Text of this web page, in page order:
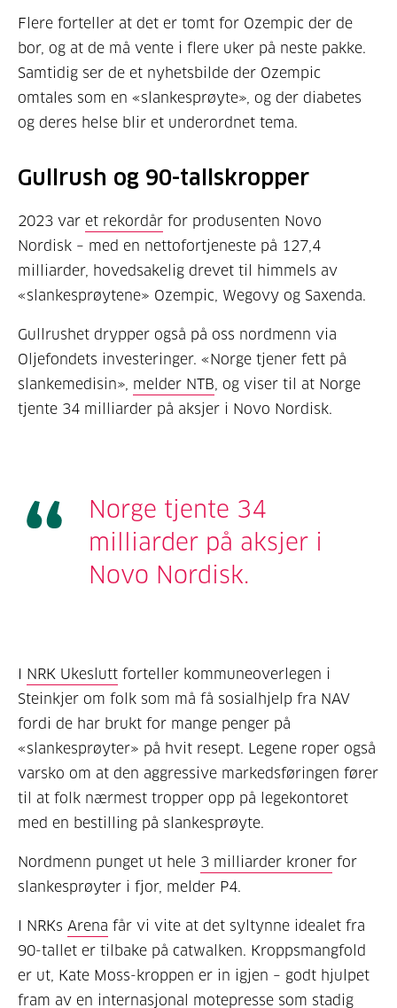
Flere forteller at det er tomt for Ozempic der de
bor, og at de må vente i flere uker på neste pakke.
Samtidig ser de et nyhetsbilde der Ozempic
omtales som en «slankesprøyte», og der diabetes
og deres helse blir et underordnet tema.
Gullrush og 90-tallskropper
2023 var et rekordår for produsenten Novo
Nordisk – med en nettofortjeneste på 127,4
milliarder, hovedsakelig drevet til himmels av
«slankesprøytene» Ozempic, Wegovy og Saxenda.
Gullrushet drypper også på oss nordmenn via
Oljefondets investeringer. «Norge tjener fett på
slankemedisin», melder NTB , og viser til at Norge
tjente 34 milliarder på aksjer i Novo Nordisk.
Norge tjente 34
milliarder på aksjer i
Novo Nordisk.
I NRK Ukeslutt forteller kommuneoverlegen i
Steinkjer om folk som må få sosialhjelp fra NAV
fordi de har brukt for mange penger på
«slankesprøyter» på hvit resept. Legene roper også
varsko om at den aggressive markedsføringen fører
til at folk nærmest tropper opp på legekontoret
med en bestilling på slankesprøyte.
Nordmenn punget ut hele 3 milliarder kroner for
slankesprøyter i fjor, melder P4.
I NRKs Arena får vi vite at det syltynne idealet fra
90-tallet er tilbake på catwalken. Kroppsmangfold
er ut, Kate Moss-kroppen er in igjen – godt hjulpet
fram av en internasjonal motepresse som stadig